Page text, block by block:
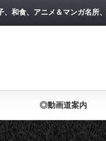
和食、アニメ＆マンガ名所
◎動画道案内